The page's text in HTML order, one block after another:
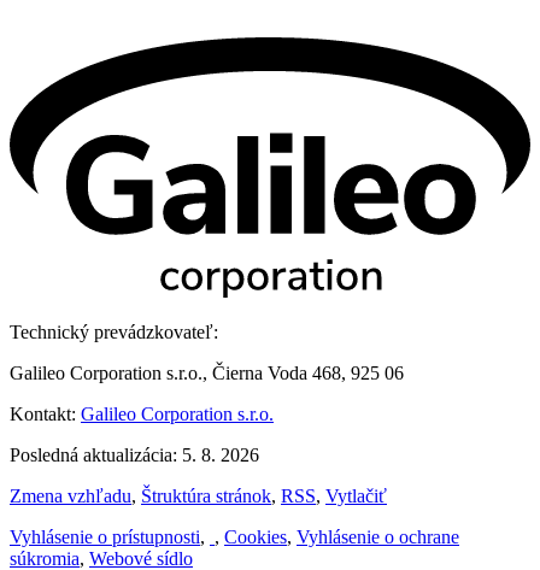
Technický prevádzkovateľ:
Galileo Corporation s.r.o., Čierna Voda 468, 925 06
Kontakt: Galileo Corporation s.r.o.
Posledná aktualizácia: 5. 8. 2026
Zmena vzhľadu, Štruktúra stránok, RSS, Vytlačiť
Vyhlásenie o prístupnosti, , Cookies, Vyhlásenie o ochrane
súkromia, Webové sídlo